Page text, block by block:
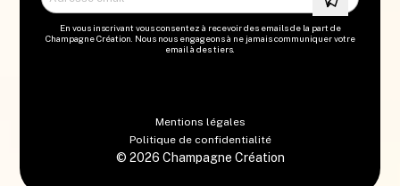
En vous inscrivant vous consentez à recevoir des emails de la part de
Champagne Création. Nous nous engageons à ne jamais communiquer votre
email à des tiers.
© 2026 Champagne Création
Mentions légales
Politique de confidentialité